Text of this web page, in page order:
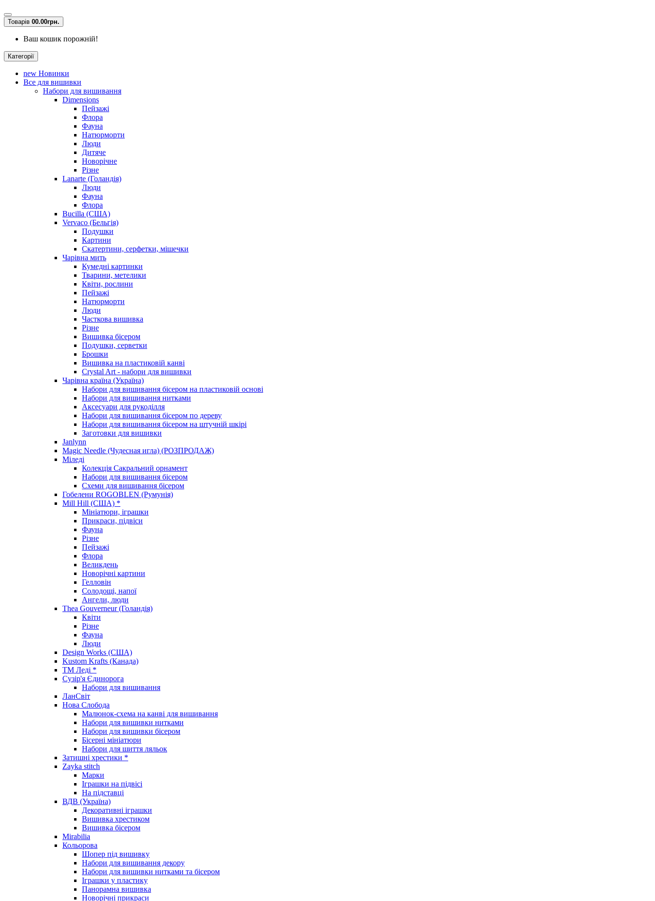
Товарів 00.00грн.
Ваш кошик порожній!
Категорії
new Новинки
Все для вишивки
Набори для вишивання
Dimensions
Пейзажі
Флора
Фауна
Натюрморти
Люди
Дитяче
Новорічне
Різне
Lanarte (Голандія)
Люди
Фауна
Флора
Bucilla (США)
Vervaco (Бельгія)
Подушки
Картини
Скатертини, серфетки, мішечки
Чарiвна мить
Кумедні картинки
Тварини, метелики
Квіти, рослини
Пейзажі
Натюрморти
Люди
Часткова вишивка
Різне
Вишивка бісером
Подушки, серветки
Брошки
Вишивка на пластиковій канві
Crystal Art - набори для вишивки
Чарівна країна (Україна)
Набори для вишивання бісером на пластиковій основі
Набори для вишивання нитками
Аксесуари для рукоділля
Набори для вишивання бісером по дереву
Набори для вишивання бісером на штучній шкірі
Заготовки для вишивки
Janlynn
Magic Needle (Чудесная игла) (РОЗПРОДАЖ)
Міледі
Колекція Сакральний орнамент
Набори для вишивання бісером
Схеми для вишивання бісером
Гобелени ROGOBLEN (Румунія)
Mill Hill (США) *
Мініатюри, іграшки
Прикраси, підвіси
Фауна
Різне
Пейзажі
Флора
Великдень
Новорічні картини
Гелловін
Солодощі, напої
Ангели, люди
Thea Gouverneur (Голандія)
Квіти
Різне
Фауна
Люди
Design Works (США)
Kustom Krafts (Канада)
ТМ Леді *
Сузір'я Єдинорога
Набори для вишивання
ЛанСвіт
Нова Слобода
Малюнок-схема на канві для вишивання
Набори для вишивки нитками
Набори для вишивки бісером
Бісерні мініатюри
Набори для шиття ляльок
Затишні хрестики *
Zayka stitch
Марки
Іграшки на підвісі
На підставці
ВДВ (Україна)
Декоративні іграшки
Вишивка хрестиком
Вишивка бісером
Mirabilia
Кольорова
Шопер під вишивку
Набори для вишивання декору
Набори для вишивки нитками та бісером
Іграшки у пластику
Панорамна вишивка
Новорічні прикраси